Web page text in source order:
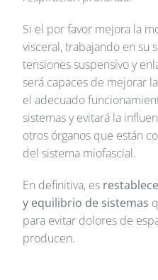
Si el por favor mejora la
visceral, trabajando en su
tensiones suspensivo y
será capaces de mejorar
el adecuado
sistemas y evitará la
otros órganos que están
del sistema miofascial.
En definitiva, es
y equilibrio de sistemas
para evitar dolores de
producen.